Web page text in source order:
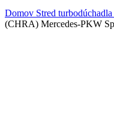
Domov Stred turbodúchadla
(CHRA) Mercedes-PKW